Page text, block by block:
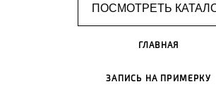
ПОСМОТРЕТЬ
ГЛАВНАЯ
ЗАПИСЬ НА ПРИМЕРКУ